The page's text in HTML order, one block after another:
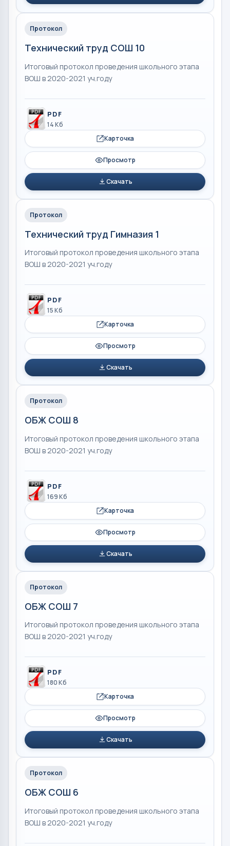
Протокол
Технический труд СОШ 10
Итоговый протокол проведения школьного этапа
ВОШ в 2020-2021 уч.году
PDF
14 Кб
Карточка
Просмотр
Скачать
Протокол
Технический труд Гимназия 1
Итоговый протокол проведения школьного этапа
ВОШ в 2020-2021 уч.году
PDF
15 Кб
Карточка
Просмотр
Скачать
Протокол
ОБЖ СОШ 8
Итоговый протокол проведения школьного этапа
ВОШ в 2020-2021 уч.году
PDF
169 Кб
Карточка
Просмотр
Скачать
Протокол
ОБЖ СОШ 7
Итоговый протокол проведения школьного этапа
ВОШ в 2020-2021 уч.году
PDF
180 Кб
Карточка
Просмотр
Скачать
Протокол
ОБЖ СОШ 6
Итоговый протокол проведения школьного этапа
ВОШ в 2020-2021 уч.году